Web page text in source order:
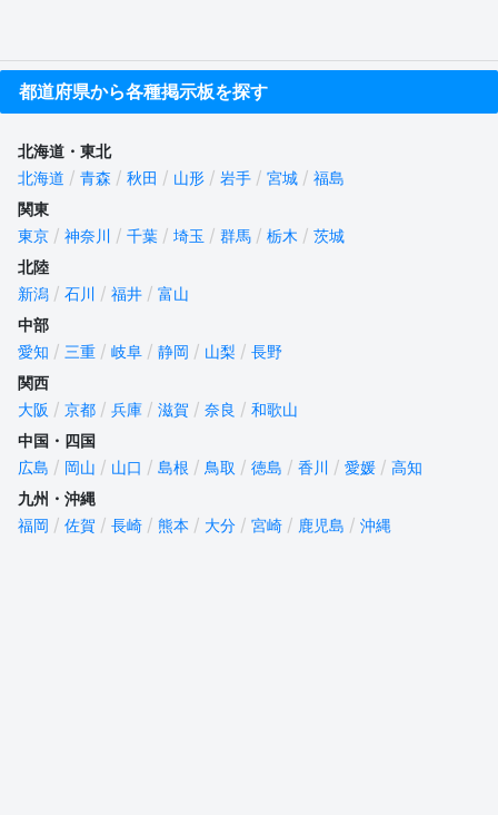
都道府県から各種掲示板を探す
北海道・東北
北海道
青森 秋田 山形 岩手 宮城
福島
関東
東京
神奈川 千葉 埼玉 群馬 栃木
茨城
北陸
新潟
石川 福井
富山
中部
愛知
三重 岐阜 静岡 山梨
長野
関西
大阪
京都 兵庫 滋賀 奈良
和歌山
中国・四国
広島
岡山 山口 島根 鳥取 徳島 香川 愛媛
高知
九州・沖縄
福岡
佐賀 長崎 熊本 大分 宮崎 鹿児島 沖縄